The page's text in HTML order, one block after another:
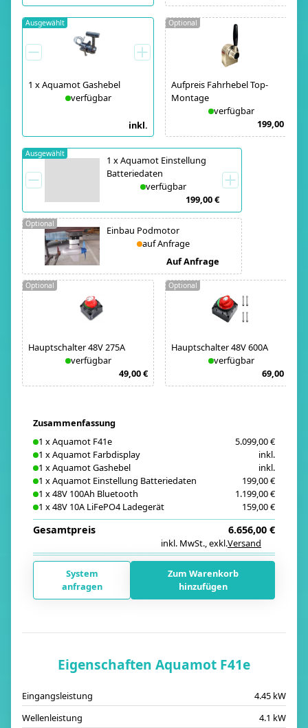
1 xAquamot Gashebel
verfügbar
inkl.
Ausgewählt
Aufpreis Fahrhebel Top-
Montage
verfügbar
199,00 €
Optional
1 xAquamot Einstellung
Batteriedaten
verfügbar
199,00 €
Ausgewählt
Einbau Podmotor
auf Anfrage
Auf Anfrage
Optional
Hauptschalter 48V 275A
verfügbar
49,00 €
Optional
Hauptschalter 48V 600A
verfügbar
69,00 €
Optional
Zusammenfassung
1 xAquamot F41e
5.099,00 €
1 xAquamot Farbdisplay
inkl.
1 xAquamot Gashebel
inkl.
1 xAquamot Einstellung Batteriedaten
199,00 €
1 x48V 100Ah Bluetooth
1.199,00 €
1 x48V 10A LiFePO4 Ladegerät 159,00 €
Gesamtpreis
inkl. MwSt.,exkl.Versand
6.656,00 €
System
anfragen
Zum Warenkorb
hinzufügen
Eigenschaften Aquamot F41e
Eingangsleistung
4.45 kW
Wellenleistung
4.1 kW